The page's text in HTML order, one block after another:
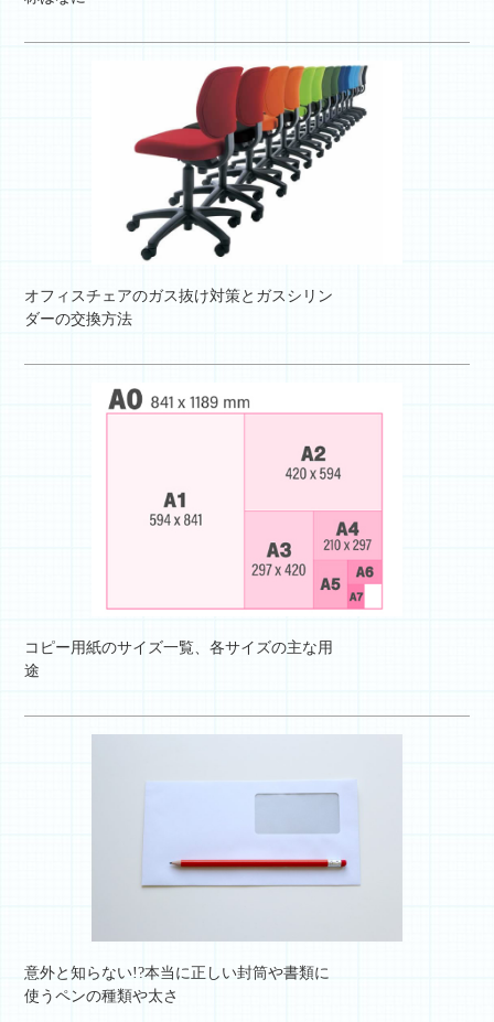
オフィスチェアのガス抜け対策とガスシリン
ダーの交換方法
コピー用紙のサイズ一覧、各サイズの主な用
途
意外と知らない!?本当に正しい封筒や書類に
使うペンの種類や太さ